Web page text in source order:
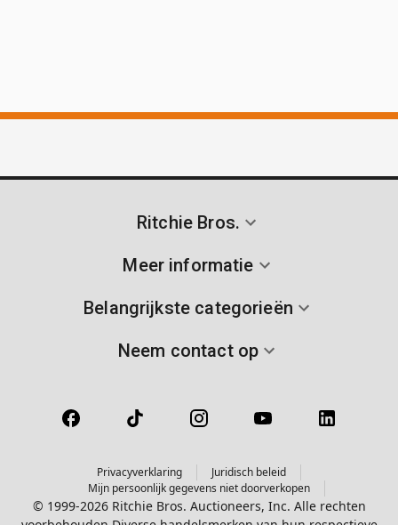
Ritchie Bros.
Meer informatie
Belangrijkste categorieën
Neem contact op
Privacyverklaring
Juridisch beleid
Mijn persoonlijk gegevens niet doorverkopen
© 1999-2026 Ritchie Bros. Auctioneers, Inc. Alle rechten